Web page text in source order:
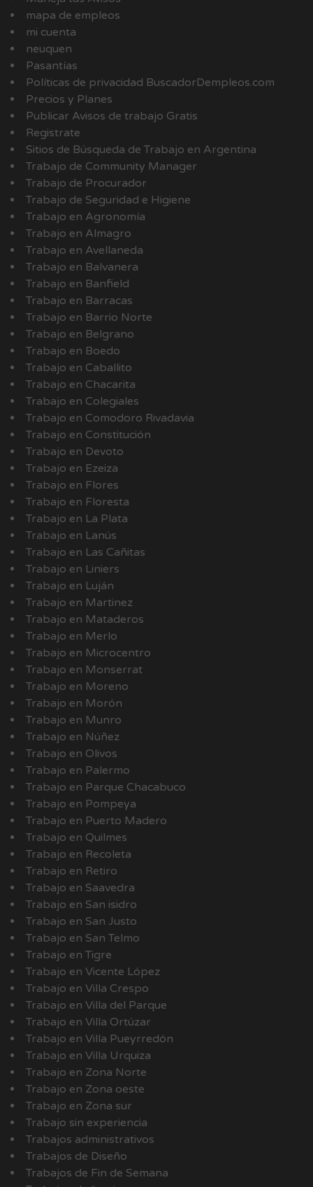
mapa de empleos
mi cuenta
neuquen
Pasantías
Políticas de privacidad BuscadorDempleos.com
Precios y Planes
Publicar Avisos de trabajo Gratis
Registrate
Sitios de Búsqueda de Trabajo en Argentina
Trabajo de Community Manager
Trabajo de Procurador
Trabajo de Seguridad e Higiene
Trabajo en Agronomía
Trabajo en Almagro
Trabajo en Avellaneda
Trabajo en Balvanera
Trabajo en Banfield
Trabajo en Barracas
Trabajo en Barrio Norte
Trabajo en Belgrano
Trabajo en Boedo
Trabajo en Caballito
Trabajo en Chacarita
Trabajo en Colegiales
Trabajo en Comodoro Rivadavia
Trabajo en Constitución
Trabajo en Devoto
Trabajo en Ezeiza
Trabajo en Flores
Trabajo en Floresta
Trabajo en La Plata
Trabajo en Lanús
Trabajo en Las Cañitas
Trabajo en Liniers
Trabajo en Luján
Trabajo en Martinez
Trabajo en Mataderos
Trabajo en Merlo
Trabajo en Microcentro
Trabajo en Monserrat
Trabajo en Moreno
Trabajo en Morón
Trabajo en Munro
Trabajo en Núñez
Trabajo en Olivos
Trabajo en Palermo
Trabajo en Parque Chacabuco
Trabajo en Pompeya
Trabajo en Puerto Madero
Trabajo en Quilmes
Trabajo en Recoleta
Trabajo en Retiro
Trabajo en Saavedra
Trabajo en San isidro
Trabajo en San Justo
Trabajo en San Telmo
Trabajo en Tigre
Trabajo en Vicente López
Trabajo en Villa Crespo
Trabajo en Villa del Parque
Trabajo en Villa Ortúzar
Trabajo en Villa Pueyrredón
Trabajo en Villa Urquiza
Trabajo en Zona Norte
Trabajo en Zona oeste
Trabajo en Zona sur
Trabajo sin experiencia
Trabajos administrativos
Trabajos de Diseño
Trabajos de Fin de Semana